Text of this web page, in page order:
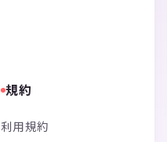
規約
利用規約